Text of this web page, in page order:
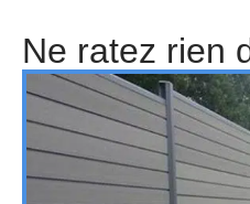
Ne ratez rien